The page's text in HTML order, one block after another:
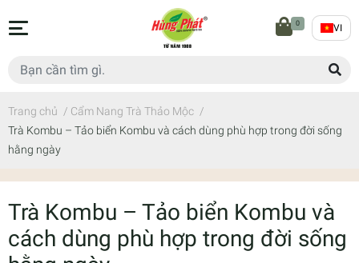
0 VI
Trang chủ / Cẩm Nang Trà Thảo Mộc /
Trà Kombu – Tảo biển Kombu và cách dùng phù hợp trong đời sống
hằng ngày
Trà Kombu – Tảo biển Kombu và
cách dùng phù hợp trong đời sống